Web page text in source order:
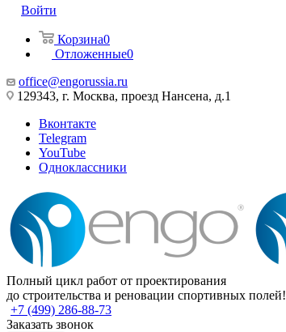
Войти
Корзина0
Отложенные0
office@engorussia.ru
129343, г. Москва, проезд Нансена, д.1
Вконтакте
Telegram
YouTube
Одноклассники
Полный цикл работ от проектирования
до строительства и реновации спортивных полей!
+7 (499) 286-88-73
Заказать звонок